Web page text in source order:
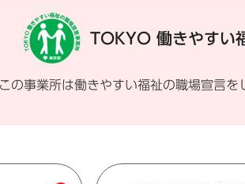
TOKYO 働きやすい
この事業所は働きやすい福祉の職場宣言を